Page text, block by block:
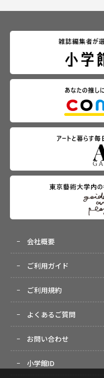
会社概要
ご利用ガイド
ご利用規約
よくあるご質問
お問い合わせ
小学館ID